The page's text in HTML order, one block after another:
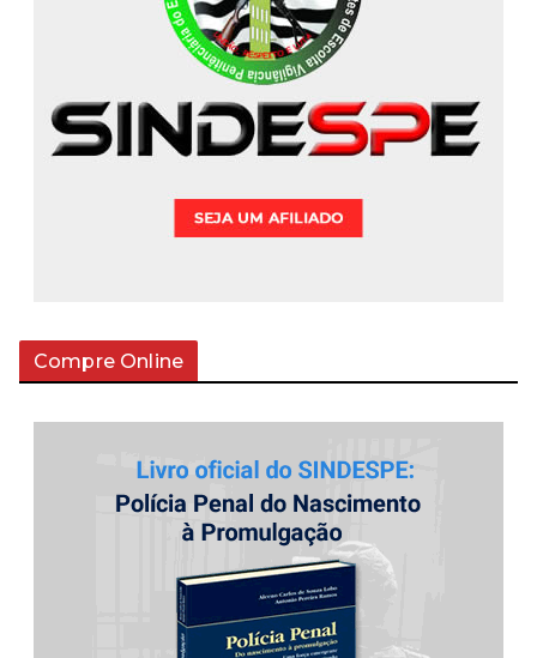
Compre Online